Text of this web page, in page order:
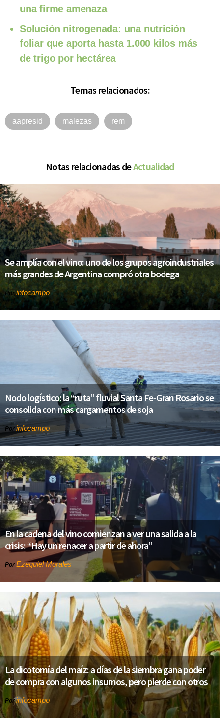
una firme amenaza
Solución nitrogenada: una nutrición
foliar que aporta hasta 1.000 kilos más
de trigo por hectárea
Temas relacionados:
aapresid malezas rem
Notas relacionadas deActualidad
Se amplía con el vino: uno de los grupos agroindustriales
más grandes de Argentina compró otra bodega
Porinfocampo
Nodo logístico: la “ruta” fluvial Santa Fe-Gran Rosario se
consolida con más cargamentos de soja
Por infocampo
En la cadena del vino comienzan a ver una salida a la
crisis: “Hay un renacer a partir de ahora”
Por Ezequiel Morales
La dicotomía del maíz: a días de la siembra gana poder
de compra con algunos insumos, pero pierde con otros
Porinfocampo